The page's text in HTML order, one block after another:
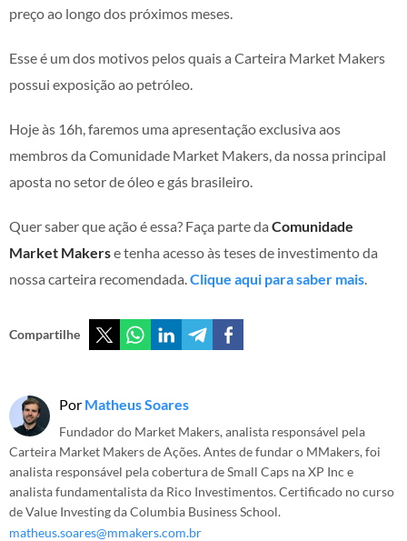
preço ao longo dos próximos meses.
Esse é um dos motivos pelos quais a Carteira Market Makers
possui exposição ao petróleo.
Hoje às 16h, faremos uma apresentação exclusiva aos
membros da Comunidade Market Makers, da nossa principal
aposta no setor de óleo e gás brasileiro.
Quer saber que ação é essa? Faça parte da Comunidade
Market Makerse tenha acesso às teses de investimento da
nossa carteira recomendada.Clique aqui para saber mais.
Compartilhe
Por Matheus Soares
Fundador do Market Makers, analista responsável pela
Carteira Market Makers de Ações. Antes de fundar o MMakers, foi
analista responsável pela cobertura de Small Caps na XP Inc e
analista fundamentalista da Rico Investimentos. Certificado no curso
de Value Investing da Columbia Business School.
matheus.soares@mmakers.com.br